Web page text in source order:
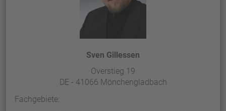
Sven Gillessen
Overstieg 19
DE - 41066 Mönchengladbach
Fachgebiete: